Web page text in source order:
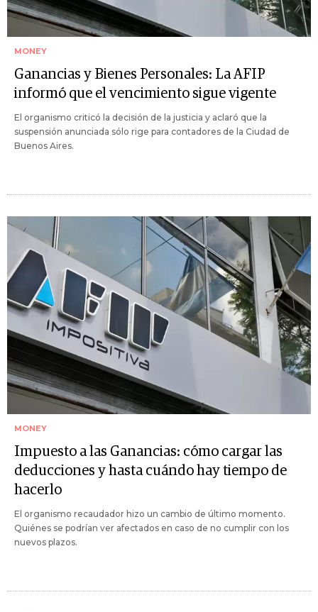
MONEY
Ganancias y Bienes Personales: La AFIP
informó que el vencimiento sigue vigente
El organismo criticó la decisión de la justicia y aclaró que la
suspensión anunciada sólo rige para contadores de la Ciudad de
Buenos Aires.
MONEY
Impuesto a las Ganancias: cómo cargar las
deducciones y hasta cuándo hay tiempo de
hacerlo
El organismo recaudador hizo un cambio de último momento.
Quiénes se podrían ver afectados en caso de no cumplir con los
nuevos plazos.